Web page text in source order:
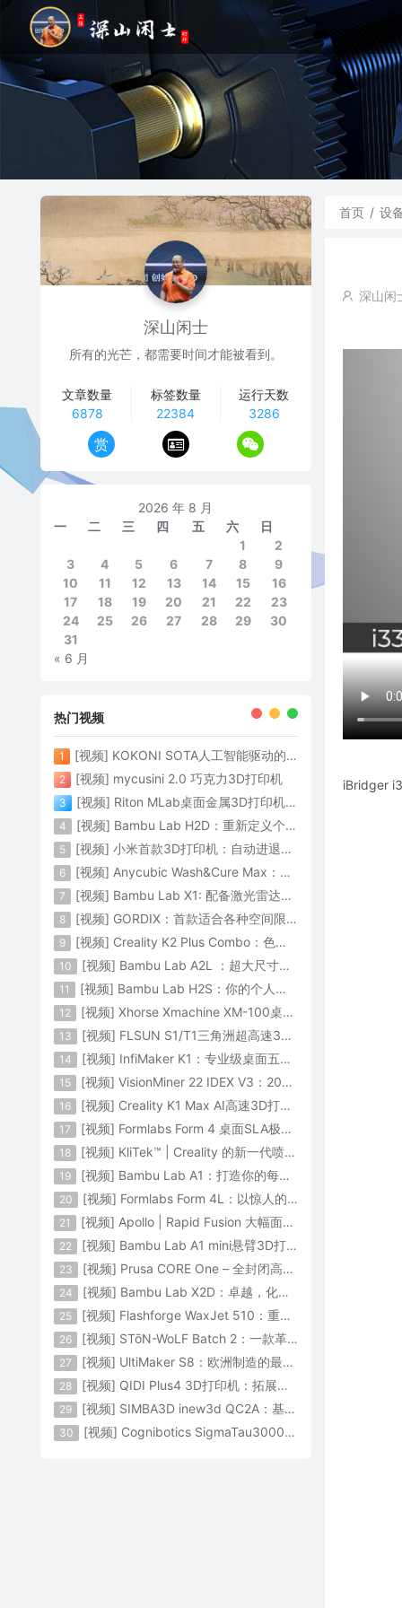
首页 / 设
深山闲
iBridger
深山闲士
所有的光芒，都需要时间才能被看到。
文章数量
6878
标签数量
22384
运行天数
3286
赏
2026 年 8 月
一
二 三 四 五 六
日
1
2
3
4 5 6 7 8
9
10
11 12 13 14 15
16
17
18 19 20 21 22
23
24
25 26 27 28 29
30
31
« 6 月
热门视频
1 [视频] KOKONI SOTA人工智能驱动的3D打印革命 倒立打印600mm/s
2 [视频] mycusini 2.0 巧克力3D打印机
3 [视频] Riton MLab桌面金属3D打印机：体积小性能强大
4 [视频] Bambu Lab H2D：重新定义个人智造
5 [视频] 小米首款3D打印机：自动进退料、AI云切片、人脸拍照建模 3D玩家兴趣首选
6 [视频] Anycubic Wash&Cure Max：清洗+后固化二合一设备
7 [视频] Bambu Lab X1: 配备激光雷达和人工智能的CoreXY彩色3D打印机
8 [视频] GORDIX：首款适合各种空间限制的3合1便携式数控机床
9 [视频] Creality K2 Plus Combo：色彩与尺寸的史诗级飞跃
10 [视频] Bambu Lab A2L ：超大尺寸家用打印机 告别拆件 轻松一体成型
11 [视频] Bambu Lab H2S：你的个人智造中心
12 [视频] Xhorse Xmachine XM-100桌面级五轴CNC机床：卓越的精度和效率
13 [视频] FLSUN S1/T1三角洲超高速3D打印机 打印速度1200mm/s
14 [视频] InfiMaker K1：专业级桌面五轴数控机床
15 [视频] VisionMiner 22 IDEX V3：2024年最佳工程材料3D打印机
16 [视频] Creality K1 Max AI高速3D打印机：600mm/s打印速度 史诗般的飞跃
17 [视频] Formlabs Form 4 桌面SLA极速3D打印机 工业级打印质量
18 [视频] KliTek™ | Creality 的新一代喷嘴更换系统
19 [视频] Bambu Lab A1：打造你的每一份热爱
20 [视频] Formlabs Form 4L：以惊人的速度获得工业级部件
21 [视频] Apollo | Rapid Fusion 大幅面颗粒3D打印系统
22 [视频] Bambu Lab A1 mini悬臂3D打印机：让多色打印成为标配
23 [视频] Prusa CORE One – 全封闭高速CoreXY 3D打印机配备主动腔体温度控制
24 [视频] Bambu Lab X2D：卓越，化繁为简！
25 [视频] Flashforge WaxJet 510：重新定义精度 专为K金珠宝铸造而生
26 [视频] STōN-WoLF Batch 2：一款革命性的“飞行龙门架”3D打印机
27 [视频] UltiMaker S8：欧洲制造的最快的桌面双材料专业3D打印机
28 [视频] QIDI Plus4 3D打印机：拓展您的想象力
29 [视频] SIMBA3D inew3d QC2A：基于AI建模的桌面全彩色3D打印机
30 [视频] Cognibotics SigmaTau3000 轻型机器人：智能制造的未来